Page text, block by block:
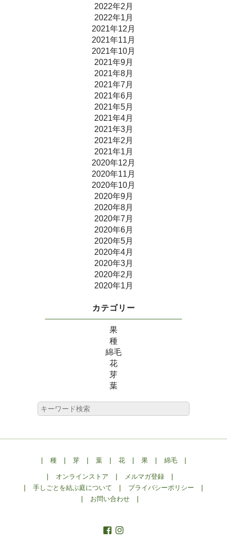
2022年2月
2022年1月
2021年12月
2021年11月
2021年10月
2021年9月
2021年8月
2021年7月
2021年6月
2021年5月
2021年4月
2021年3月
2021年2月
2021年1月
2020年12月
2020年11月
2020年10月
2020年9月
2020年8月
2020年7月
2020年6月
2020年5月
2020年4月
2020年3月
2020年2月
2020年1月
カテゴリー
果
種
綿毛
花
芽
葉
| 種| 芽| 葉| 花| 果| 綿毛|
| オンラインストア | メルマガ登録 |
| 手しごとを結ぶ庭について | プライバシーポリシー |
| お問い合わせ |